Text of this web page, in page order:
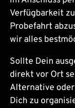
Verfügbarkeit
Probefahrt
wir alles
Sollte Dein
direkt vor Ort
Alternative
Dich zu